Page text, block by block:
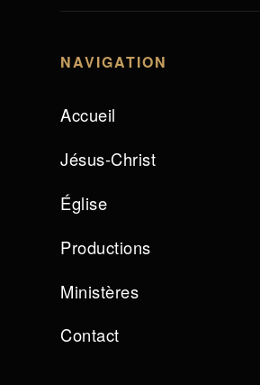
NAVIGATION
Accueil
Jésus-Christ
Église
Productions
Ministères
Contact